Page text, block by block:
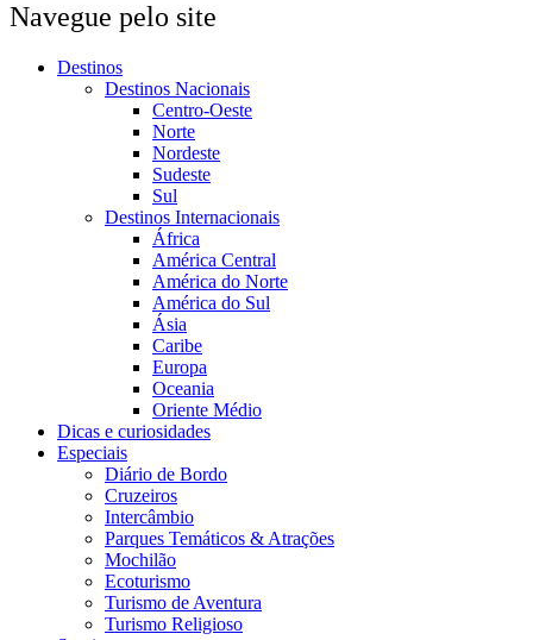
Navegue pelo site
Destinos
Destinos Nacionais
Centro-Oeste
Norte
Nordeste
Sudeste
Sul
Destinos Internacionais
África
América Central
América do Norte
América do Sul
Ásia
Caribe
Europa
Oceania
Oriente Médio
Dicas e curiosidades
Especiais
Diário de Bordo
Cruzeiros
Intercâmbio
Parques Temáticos & Atrações
Mochilão
Ecoturismo
Turismo de Aventura
Turismo Religioso